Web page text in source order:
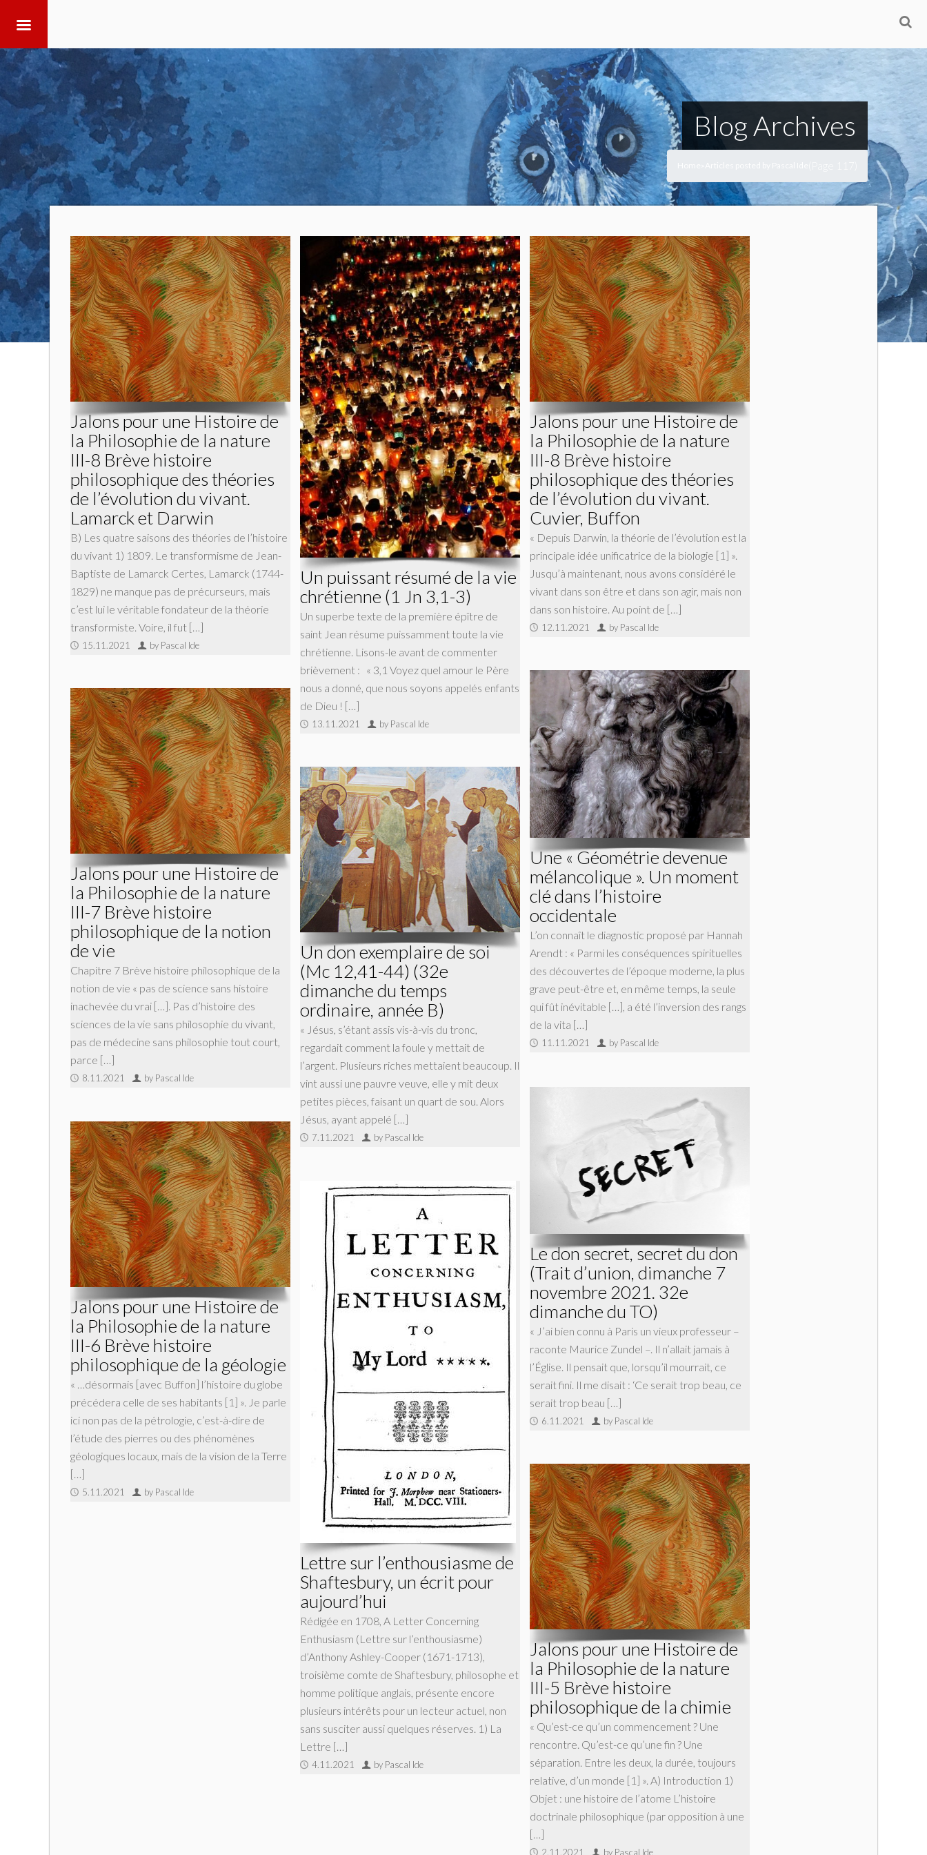
Blog Archives
Jalons pour une Histoire de
la Philosophie de la nature
III-8 Brève histoire
philosophique des théories
de l’évolution du vivant.
Lamarck et Darwin
B) Les quatre saisons des théories de l’histoire
du vivant 1) 1809. Le transformisme de Jean-
Baptiste de Lamarck Certes, Lamarck (1744-
1829) ne manque pas de précurseurs, mais
c’est lui le véritable fondateur de la théorie
transformiste. Voire, il fut […]
15.11.2021 by Pascal Ide
Un puissant résumé de la vie
chrétienne (1 Jn 3,1-3)
Un superbe texte de la première épître de
saint Jean résume puissamment toute la vie
chrétienne. Lisons-le avant de commenter
brièvement : « 3,1 Voyez quel amour le Père
nous a donné, que nous soyons appelés enfants
de Dieu ! […]
13.11.2021 by Pascal Ide
Jalons pour une Histoire de
la Philosophie de la nature
III-8 Brève histoire
philosophique des théories
de l’évolution du vivant.
Cuvier, Buffon
« Depuis Darwin, la théorie de l’évolution est la
principale idée unificatrice de la biologie [1] ».
Jusqu’à maintenant, nous avons considéré le
vivant dans son être et dans son agir, mais non
dans son histoire. Au point de […]
12.11.2021 by Pascal Ide
Une « Géométrie devenue
mélancolique ». Un moment
clé dans l’histoire
occidentale
L’on connaît le diagnostic proposé par Hannah
Arendt : « Parmi les conséquences spirituelles
des découvertes de l’époque moderne, la plus
grave peut-être et, en même temps, la seule
qui fût inévitable […], a été l’inversion des rangs
de la vita […]
11.11.2021 by Pascal Ide
Jalons pour une Histoire de
la Philosophie de la nature
III-7 Brève histoire
philosophique de la notion
de vie
Chapitre 7 Brève histoire philosophique de la
notion de vie « pas de science sans histoire
inachevée du vrai […]. Pas d’histoire des
sciences de la vie sans philosophie du vivant,
pas de médecine sans philosophie tout court,
parce […]
8.11.2021 by Pascal Ide
Un don exemplaire de soi
(Mc 12,41-44) (32e
dimanche du temps
ordinaire, année B)
« Jésus, s’étant assis vis-à-vis du tronc,
regardait comment la foule y mettait de
l’argent. Plusieurs riches mettaient beaucoup. Il
vint aussi une pauvre veuve, elle y mit deux
petites pièces, faisant un quart de sou. Alors
Jésus, ayant appelé […]
7.11.2021 by Pascal Ide
Le don secret, secret du don
(Trait d’union, dimanche 7
novembre 2021. 32e
dimanche du TO)
« J’ai bien connu à Paris un vieux professeur –
raconte Maurice Zundel –. Il n’allait jamais à
l’Église. Il pensait que, lorsqu’il mourrait, ce
serait fini. Il me disait : ‘Ce serait trop beau, ce
serait trop beau […]
6.11.2021 by Pascal Ide
Jalons pour une Histoire de
la Philosophie de la nature
III-6 Brève histoire
philosophique de la géologie
« …désormais [avec Buffon] l’histoire du globe
précédera celle de ses habitants [1] ». Je parle
ici non pas de la pétrologie, c’est-à-dire de
l’étude des pierres ou des phéno­mènes
géologiques locaux, mais de la vision de la Terre
[…]
5.11.2021 by Pascal Ide
Lettre sur l’enthousiasme de
Shaftesbury, un écrit pour
aujourd’hui
Rédigée en 1708, A Letter Concerning
Enthusiasm (Lettre sur l’enthousiasme)
d’Anthony Ashley-Cooper (1671-1713),
troisième comte de Shaftesbury, philosophe et
homme politique anglais, présente encore
plusieurs intérêts pour un lecteur actuel, non
sans susciter aussi quelques réserves. 1) La
Lettre […]
4.11.2021 by Pascal Ide
Jalons pour une Histoire de
la Philosophie de la nature
III-5 Brève histoire
philosophique de la chimie
« Qu’est-ce qu’un commencement ? Une
rencontre. Qu’est-ce qu’une fin ? Une
séparation. Entre les deux, la durée, toujours
relative, d’un monde [1] ». A) Introduction 1)
Objet : une histoire de l’atome L’histoire
doctrinale philosophique (par opposition à une
[…]
2.11.2021 by Pascal Ide